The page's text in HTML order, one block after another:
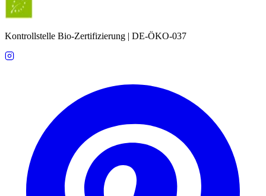
Kontrollstelle Bio-Zertifizierung | DE-ÖKO-037